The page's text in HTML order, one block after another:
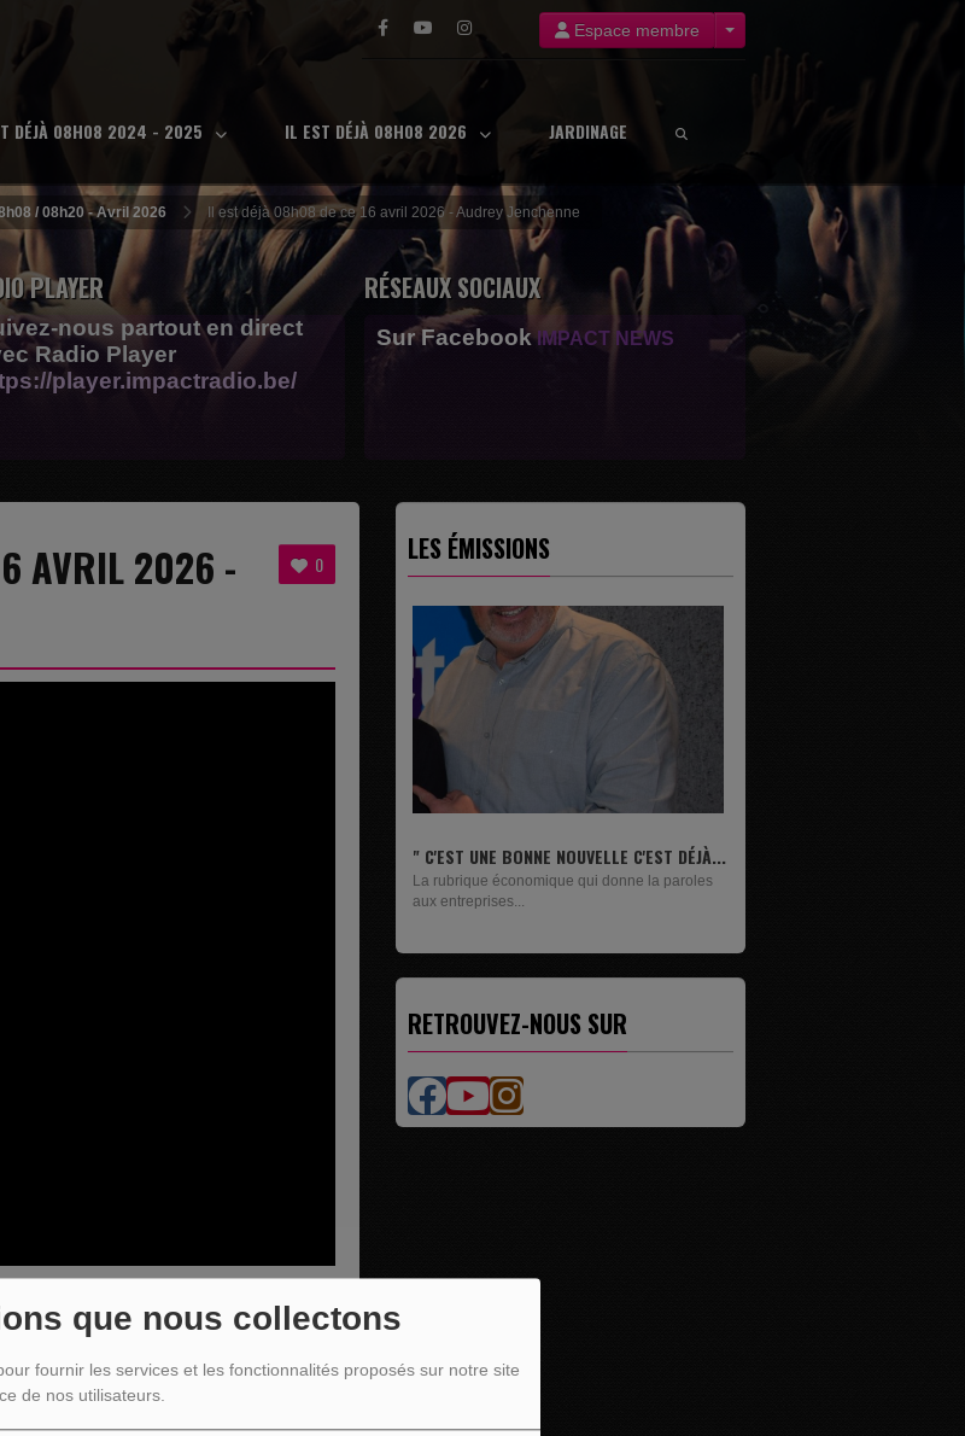
que nous collectons
fournir les services et les fonctionnalités proposés sur notre site
de nos utilisateurs.
Espace membre
DÉJÀ 08H08 2024 - 2025 IL EST DÉJÀ 08H08 2026 JARDINAGE
/ 08h20 - Avril 2026 Il est déjà 08h08 de ce 16 avril 2026 - Audrey Jenchenne
PLAYER
nous partout en direct
Radio Player
player.impactradio.be/
RÉSEAUX SOCIAUX
Sur Facebook IMPACT NEWS
0
AVRIL 2026 -
de Bach le 18 avril à Malmedy
LES ÉMISSIONS
" C'EST UNE BONNE NOUVELLE C'EST DÉJÀ...
La rubrique économique qui donne la paroles
aux entreprises...
LIVRES
Un lundi sur deux, Maxime Janssens vous
RETROUVEZ-NOUS SUR